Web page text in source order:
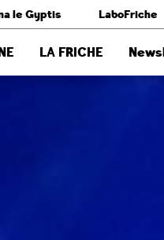
le Gyptis LaboFriche
LA FRICHE